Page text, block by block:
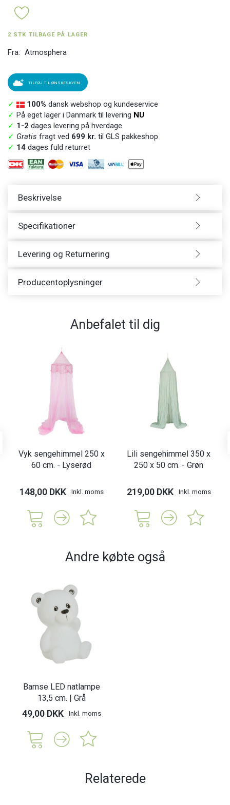
2 STK TILBAGE PÅ LAGER
Fra: Atmosphera
TILFØJ TIL ØNSKESKYEN
✓ 100% dansk webshop og kundeservice
✓ På eget lager i Danmark til levering NU
✓ 1-2 dages levering på hverdage
✓ Gratis fragt ved 699 kr. til GLS pakkeshop
✓ 14 dages fuld returret
Beskrivelse
Specifikationer
Levering og Returnering
Producentoplysninger
Anbefalet til dig
Vyk sengehimmel 250 x
60 cm. - Lyserød
148,00 DKK Inkl. moms
Lili sengehimmel 350 x
250 x 50 cm. - Grøn
219,00 DKK Inkl. moms
Andre købte også
Bamse LED natlampe
13,5 cm. | Grå
49,00 DKK Inkl. moms
Relaterede